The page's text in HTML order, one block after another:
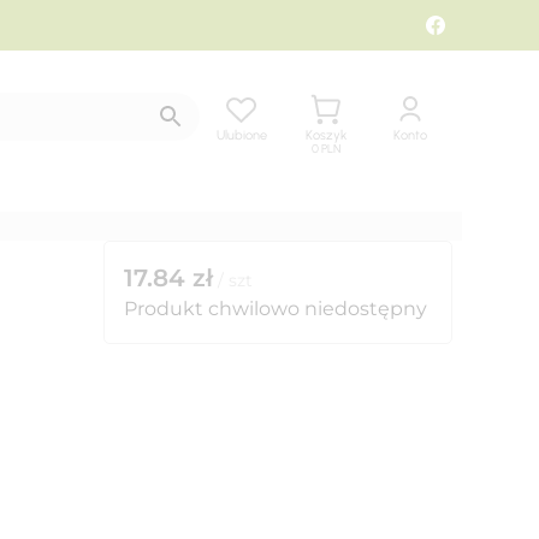
Ulubione
Koszyk
0 PLN
Konto
17.84 zł
Produkt chwilowo niedostępny